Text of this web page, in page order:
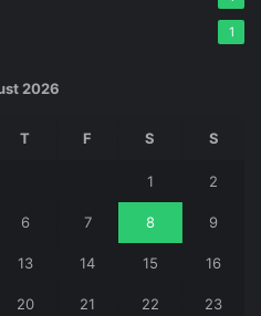
1
2026
T F S S
1 2
6 7 8 9
13 14 15 16
20 21 22 23